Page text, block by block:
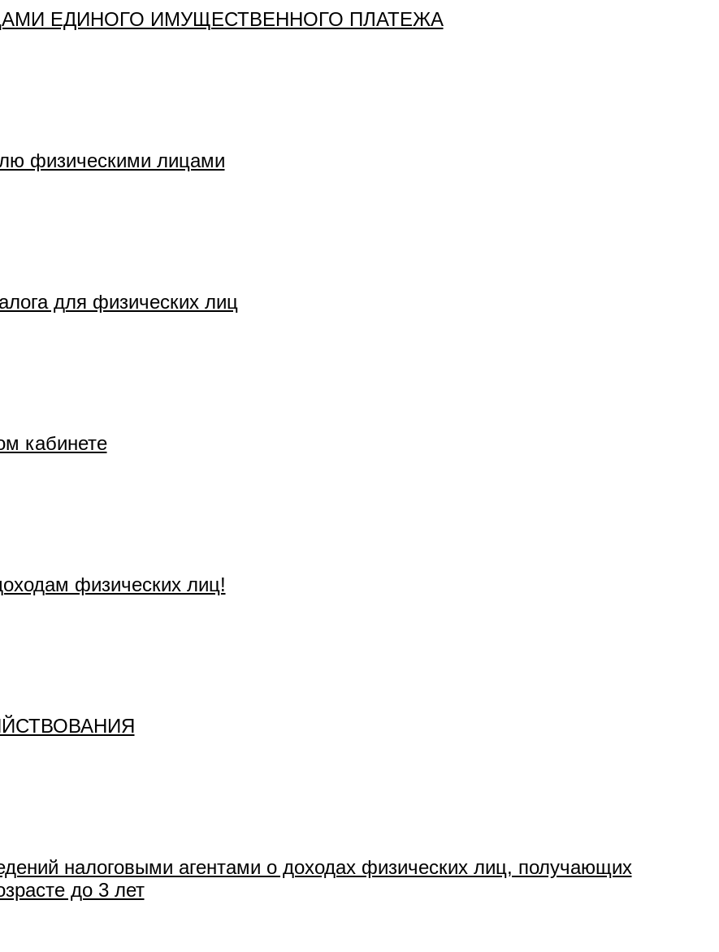
ЕДИНОГО ИМУЩЕСТВЕННОГО ПЛАТЕЖА
физическими лицами
для физических лиц
кабинете
физических лиц!
налоговыми агентами о доходах физических лиц, получающих
до 3 лет